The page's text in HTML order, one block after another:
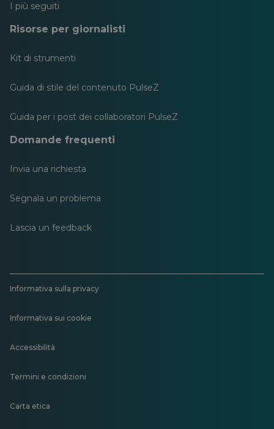
I più seguiti
Risorse per giornalisti
Kit di strumenti
Guida di stile del contenuto PulseZ
Guida per i post dei collaboratori PulseZ
Domande frequenti
Invia una richiesta
Segnala un problema
Lascia un feedback
Informativa sulla privacy
Informativa sui cookie
Accessibilità
Termini e condizioni
Carta etica